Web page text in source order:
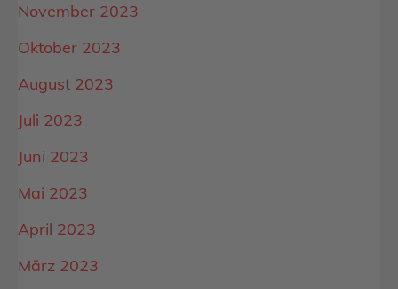
November 2023
Oktober 2023
August 2023
Juli 2023
Juni 2023
Mai 2023
April 2023
März 2023